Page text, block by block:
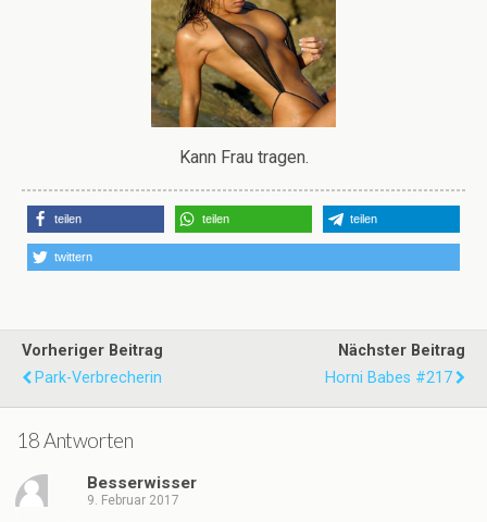
Kann Frau tragen.
teilen teilen teilen
twittern
Vorheriger Beitrag
Park-Verbrecherin
Nächster Beitrag
Horni Babes #217
18 Antworten
Besserwisser
9. Februar 2017